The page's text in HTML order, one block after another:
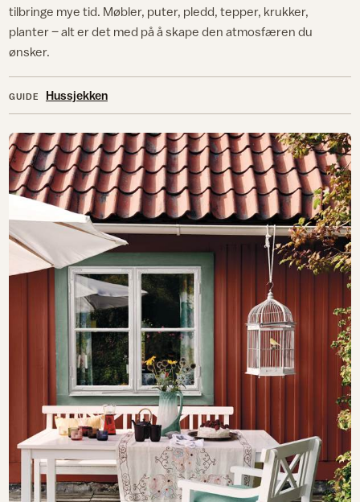
tilbringe mye tid. Møbler, puter, pledd, tepper, krukker,
planter – alt er det med på å skape den atmosfæren du
ønsker.
GUIDE Hussjekken